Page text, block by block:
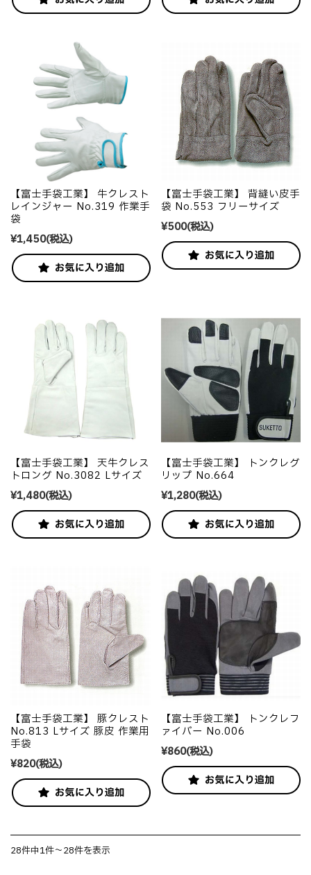
【富士手袋工業】 牛クレスト
レインジャー No.319 作業手
袋
¥1,450(税込)
【富士手袋工業】 背縫い皮手
袋 No.553 フリーサイズ
¥500(税込)
【富士手袋工業】 天牛クレス
トロング No.3082 Lサイズ
¥1,480(税込)
【富士手袋工業】 トンクレグ
リップ No.664
¥1,280(税込)
【富士手袋工業】 豚クレスト
No.813 Lサイズ 豚皮 作業用
手袋
¥820(税込)
【富士手袋工業】 トンクレフ
ァイバー No.006
¥860(税込)
28件中1件～28件を表示